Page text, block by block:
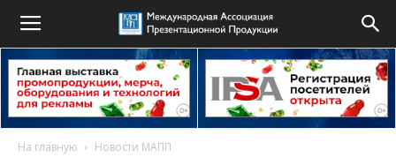
На главную Новости МАПП